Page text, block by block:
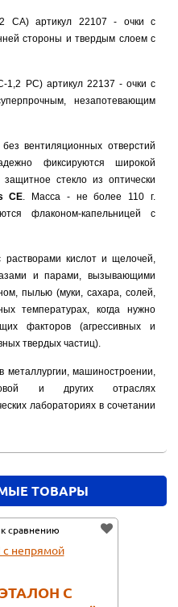
CA) артикул 22107 - очки с
стороны и твердым слоем с
1,2 РС) артикул 22137 - очки с
незапотевающим
вентиляционных отверстий
фиксируются широкой
стекло из оптически
CE . Масса - не более 110 г.
флаконом-капельницей с
кислот и щелочей,
и парами, вызывающими
пылью (муки, сахара, солей,
температурах, когда нужно
факторов (агрессивных и
твердых частиц).
металлургии, машиностроении,
и других отраслях
лабораториях в сочетании
ТОВАРЫ
сравнению
С